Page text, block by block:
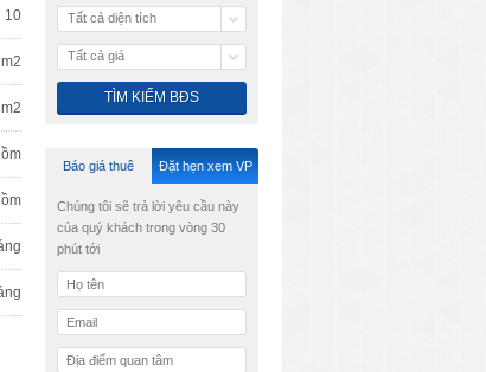
10 Tất cả diện tích
Tất cả giá
Báo giá thuê Đặt hẹn xem VP
Chúng tôi sẽ trả lời yêu cầu này
của quý khách trong vòng 30
phút tới